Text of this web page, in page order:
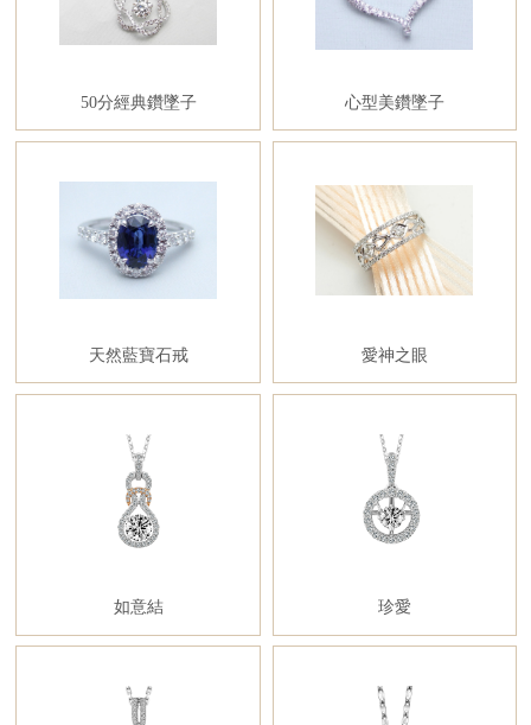
50分經典鑽墜子 心型美鑽墜子
天然藍寶石戒 愛神之眼
如意結 珍愛